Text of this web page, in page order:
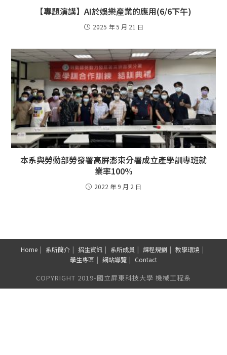
【專題演講】AI於娛樂產業的應用(6/6下午)
2025 年 5 月 21 日
本系與勞動部勞發署高屏澎東分署成立產學訓專班就
業率100%
2022 年 9 月 2 日
Home 系所簡介 招生資訊 系所成員 課程規劃
教學環境
學生專區
網站導覽 Contact
COPYRIGHT 2019-國立屏東科技大學 機械工程系